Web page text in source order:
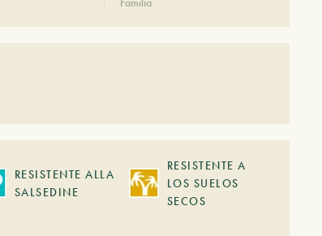
RESISTENTE ALLA
SALSEDINE
RESISTENTE A
LOS SUELOS
SECOS